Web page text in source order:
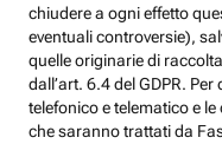
chiudere a ogni effetto
eventuali controversie),
quelle originarie di
dall’art. 6.4 del GDPR.
telefonico e telematico e
che saranno trattati da